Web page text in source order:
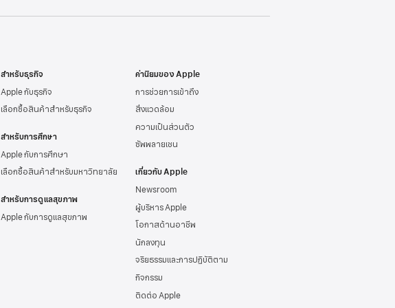
สำหรับธุรกิจ
Apple กับธุรกิจ
เลือกซื้อสินค้าสำหรับธุรกิจ
สำหรับการศึกษา
Apple กับการศึกษา
เลือกซื้อสินค้าสำหรับมหาวิทยาลัย
สำหรับการดูแลสุขภาพ
Apple กับการดูแลสุขภาพ
ค่านิยมของ Apple
การช่วยการเข้าถึง
สิ่งแวดล้อม
ความเป็นส่วนตัว
ซัพพลายเชน
เกี่ยวกับ Apple
Newsroom
ผู้บริหาร Apple
โอกาสด้านอาชีพ
นักลงทุน
จริยธรรมและการปฏิบัติตาม
กิจกรรม
ติดต่อ Apple